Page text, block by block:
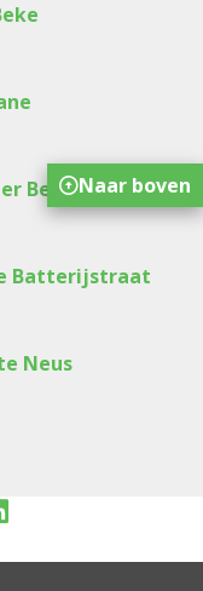
Beke
Batterijstraat
Neus
Naar boven